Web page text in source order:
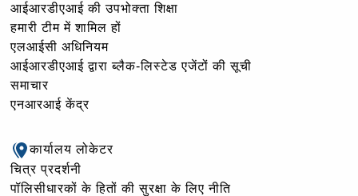
आईआरडीएआई की उपभोक्ता शिक्षा
हमारी टीम में शामिल हों
एलआईसी अधिनियम
आईआरडीएआई द्वारा ब्लैक-लिस्टेड एजेंटों की सूची
समाचार
एनआरआई केंद्र
कार्यालय लोकेटर
चित्र प्रदर्शनी
पॉलिसीधारकों के हितों की सुरक्षा के लिए नीति